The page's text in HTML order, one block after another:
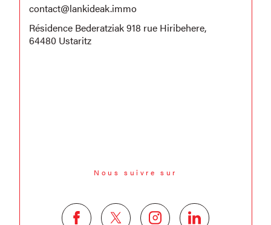
contact@lankideak.immo
Résidence Bederatziak 918 rue Hiribehere,
64480 Ustaritz
Nous suivre sur